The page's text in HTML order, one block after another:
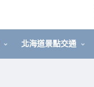
北海道景點交通